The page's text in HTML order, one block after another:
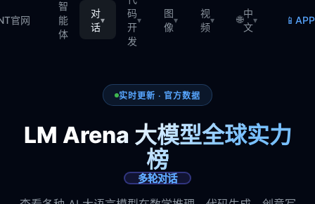
官网
智
能
体
对
话
▾
码
开
发
▾
图
像
▾
视
频
▾ 🌐
中
文
▾ 📱
实时更新 · 官方数据
LM Arena 大模型全球实力
榜
多轮对话